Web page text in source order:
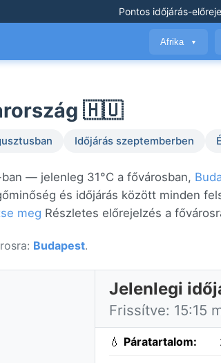
Pontos időjárás-
Afrika ▼
🇭🇺
Időjárás szeptemberben
— jelenleg 31°C a fővárosban,
és időjárás között minden
meg Részletes előrejelzés a
Budapest.
Jelenlegi
Frissítve: 15:15
💧 Páratartalom: